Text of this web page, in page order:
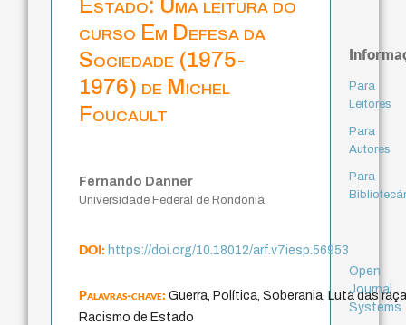
Estado: Uma leitura do
curso Em Defesa da
Sociedade (1975-
1976) de Michel
Foucault
Fernando Danner
Universidade Federal de Rondônia
DOI:https://doi.org/10.18012/arf.v7iesp.56953
Palavras-chave:Guerra, Política, Soberania, Luta das
Racismo de Estado
Para
Leitores
Para
Autores
Para
Open
Journal
Systems